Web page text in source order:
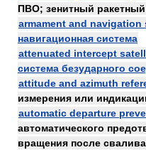
ПВО; зенитный
armament and navigation
навигационная система
attenuated intercept
система безударного
attitude and azimuth
измерения или
automatic departure
автоматического
вращения после